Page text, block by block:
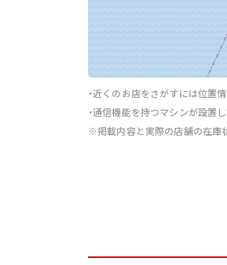
・近くのお店をさがすには位置
・通信機能を持つマシンが設置
※掲載内容と実際の店舗の在庫